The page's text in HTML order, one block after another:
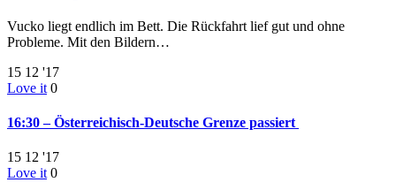
Vucko liegt endlich im Bett. Die Rückfahrt lief gut und ohne
Probleme. Mit den Bildern…
15 12 '17
Love it 0
16:30 – Österreichisch-Deutsche Grenze passiert
15 12 '17
Love it 0